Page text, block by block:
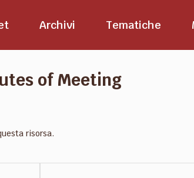
Archivi Tematiche
of Meeting
risorsa.